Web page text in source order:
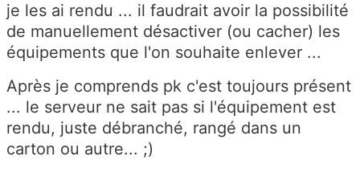
je les ai rendu ... il faudrait avoir la possibilité
de manuellement désactiver (ou cacher) les
équipements que l'on souhaite enlever ...
Après je comprends pk c'est toujours présent
... le serveur ne sait pas si l'équipement est
rendu, juste débranché, rangé dans un
carton ou autre... ;)